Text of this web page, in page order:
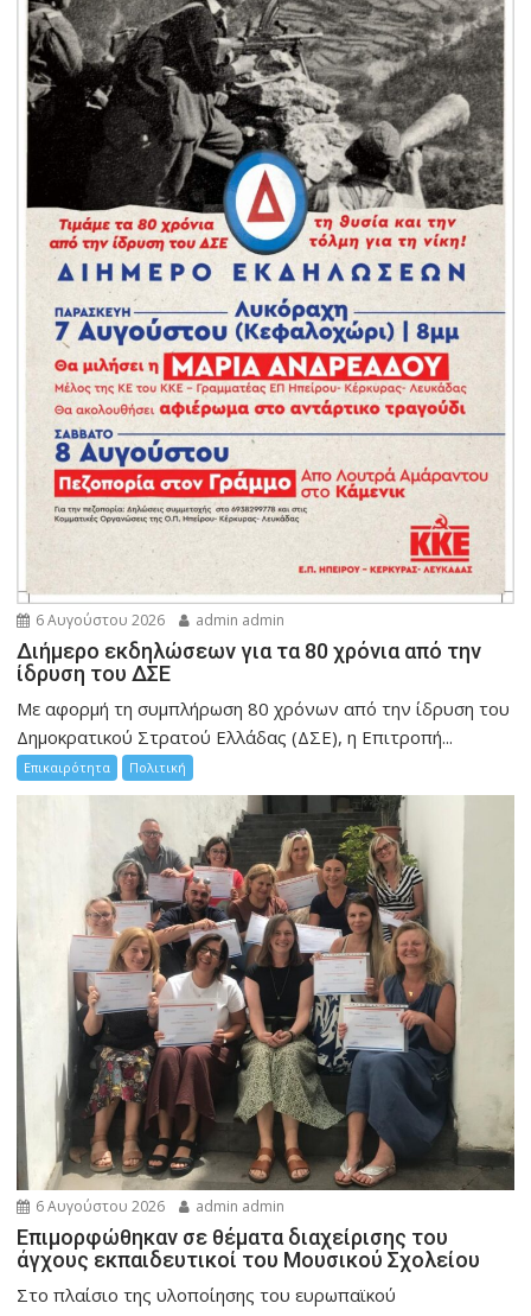
6 Αυγούστου 2026 admin admin
Διήμερο εκδηλώσεων για τα 80 χρόνια από την
ίδρυση του ΔΣΕ
Με αφορμή τη συμπλήρωση 80 χρόνων από την ίδρυση του
Δημοκρατικού Στρατού Ελλάδας (ΔΣΕ), η Επιτροπή...
Επικαιρότητα Πολιτική
6 Αυγούστου 2026 admin admin
Eπιμορφώθηκαν σε θέματα διαχείρισης του
άγχους εκπαιδευτικοί του Μουσικού Σχολείου
Στο πλαίσιο της υλοποίησης του ευρωπαϊκού